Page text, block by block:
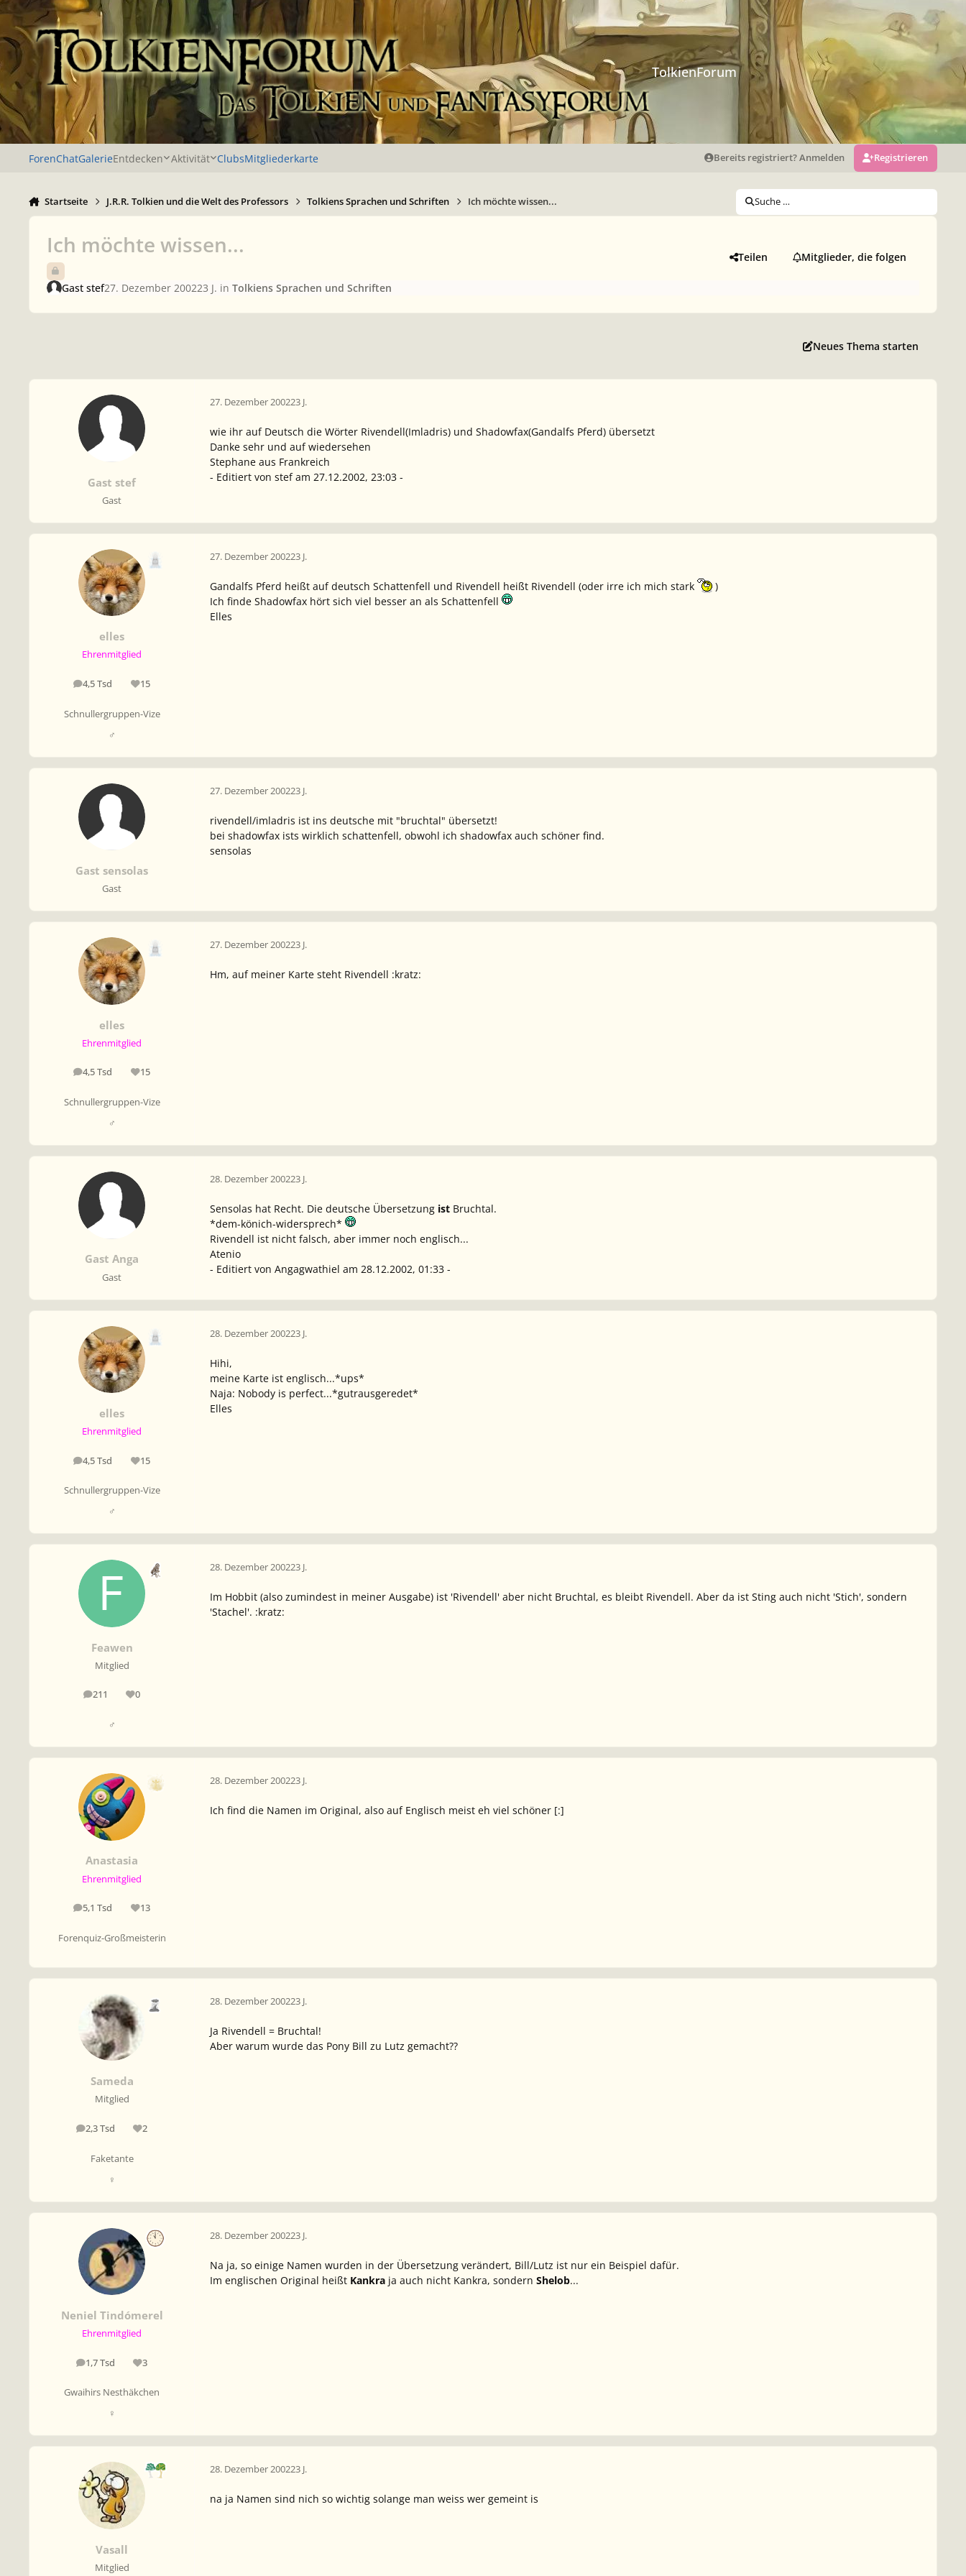
Zu Inhalt springen
TolkienForum
ForenChatGalerieEntdecken Aktivität ClubsMitgliederkarte Bereits registriert? Anmelden Registrieren
Startseite J.R.R. Tolkien und die Welt des Professors Tolkiens Sprachen und Schriften Ich möchte wissen... Suche …
Ich möchte wissen... Teilen Mitglieder, die folgen
Gast stef27. Dezember 200223 J. in Tolkiens Sprachen und Schriften
Neues Thema starten
Gast stef
Gast
27. Dezember 200223 J.
wie ihr auf Deutsch die Wörter Rivendell(Imladris) und Shadowfax(Gandalfs Pferd) übersetzt
Danke sehr und auf wiedersehen
Stephane aus Frankreich
- Editiert von stef am 27.12.2002, 23:03 -
elles
Ehrenmitglied
4,5 Tsd
Beiträge 15
Reputation
Schnullergruppen-Vize
♂
27. Dezember 200223 J.
Gandalfs Pferd heißt auf deutsch Schattenfell und Rivendell heißt Rivendell (oder irre ich mich stark
)
Ich finde Shadowfax hört sich viel besser an als Schattenfell
Elles
Gast sensolas
Gast
27. Dezember 200223 J.
rivendell/imladris ist ins deutsche mit "bruchtal" übersetzt!
bei shadowfax ists wirklich schattenfell, obwohl ich shadowfax auch schöner find.
sensolas
elles
Ehrenmitglied
4,5 Tsd
Beiträge 15
Reputation
Schnullergruppen-Vize
♂
27. Dezember 200223 J.
Hm, auf meiner Karte steht Rivendell :kratz:
Gast Anga
Gast
28. Dezember 200223 J.
Sensolas hat Recht. Die deutsche Übersetzung ist Bruchtal.
*dem-könich-widersprech*
Rivendell ist nicht falsch, aber immer noch englisch...
Atenio
- Editiert von Angagwathiel am 28.12.2002, 01:33 -
elles
Ehrenmitglied
4,5 Tsd
Beiträge 15
Reputation
Schnullergruppen-Vize
♂
28. Dezember 200223 J.
Hihi,
meine Karte ist englisch...*ups*
Naja: Nobody is perfect...*gutrausgeredet*
Elles
Feawen
Mitglied
211
Beiträge 0
Reputation
♂
28. Dezember 200223 J.
Im Hobbit (also zumindest in meiner Ausgabe) ist 'Rivendell' aber nicht Bruchtal, es bleibt Rivendell. Aber da ist Sting auch nicht 'Stich', sondern
'Stachel'. :kratz:
Anastasia
Ehrenmitglied
5,1 Tsd
Beiträge 13
Reputation
Forenquiz-Großmeisterin
28. Dezember 200223 J.
Ich find die Namen im Original, also auf Englisch meist eh viel schöner [:]
Sameda
Mitglied
2,3 Tsd
Beiträge 2
Reputation
Faketante
♀
28. Dezember 200223 J.
Ja Rivendell = Bruchtal!
Aber warum wurde das Pony Bill zu Lutz gemacht??
Neniel Tindómerel
Ehrenmitglied
1,7 Tsd
Beiträge 3
Reputation
Gwaihirs Nesthäkchen
♀
28. Dezember 200223 J.
Na ja, so einige Namen wurden in der Übersetzung verändert, Bill/Lutz ist nur ein Beispiel dafür.
Im englischen Original heißt Kankra ja auch nicht Kankra, sondern Shelob...
Vasall
Mitglied
28. Dezember 200223 J.
na ja Namen sind nich so wichtig solange man weiss wer gemeint is